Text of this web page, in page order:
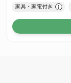
家具・家電付き